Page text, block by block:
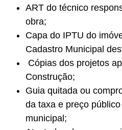
ART do técnico
obra;
Capa do IPTU do
Cadastro Municipal
Cópias dos projetos
Construção;
Guia quitada ou
da taxa e preço
municipal;